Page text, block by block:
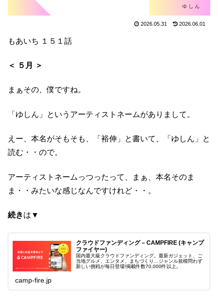
2026.05.31 2026.06.01
もあいち １５１話
＜ ５月 ＞
まぁその、僕ですね。
「ゆしん」というアーティストネームがありまして。
えー、本名がそもそも、「裕伸」と書いて、「ゆしん」と
読む・・ので。
アーティストネームっつったって、まぁ、本名そのま
ま・・みたいな感じなんですけれど・・。
続きは▼
クラウドファンディング – CAMPFIRE (キャンプ
ファイヤー)
国内最大級クラウドファンディング。最新ガジェット、ご
当地グルメ、エンタメ、まちづくり…ジャンル規模問わず
新しい挑戦が毎日登場!掲載件数70,000件以上。
camp-fire.jp